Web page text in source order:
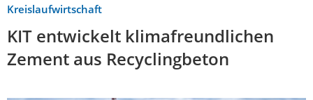
Kreislaufwirtschaft
KIT entwickelt klimafreundlichen
Zement aus Recyclingbeton